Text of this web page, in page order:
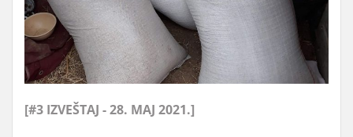
[#3 IZVEŠTAJ - 28. MAJ 2021.]